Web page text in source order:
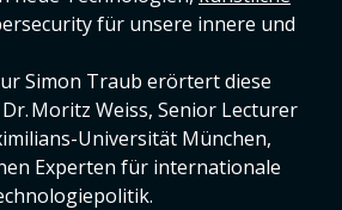
für unsere innere und
Simon Traub erörtert diese
Moritz Weiss, Senior Lecturer
Universität München,
Experten für internationale